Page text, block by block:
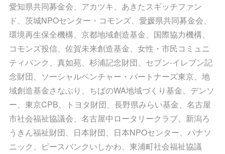
愛知県共同募金会、アカツキ、あきたスギッチファン
ド、茨城NPOセンター・コモンズ、愛媛県共同募金会、
環境再生保全機構、京都地域創造基金、国際協力機構、
コモンズ投信、佐賀未来創造基金、女性・市民コミュニ
ティバンク、真如苑、杉浦記念財団、セブン-イレブン記
念財団、ソーシャルベンチャー・パートナーズ東京、地
域創造基金さなぶり、ちばのWA地域づくり基金、デンソ
ー、東京CPB、トヨタ財団、長野県みらい基金、名古屋
市社会福祉協議会、名古屋中ロータリークラブ、新潟ろ
うきん福祉財団、日本財団、日本NPOセンター、パナソ
ニック、ピースバンクいしかわ、東浦町社会福祉協議